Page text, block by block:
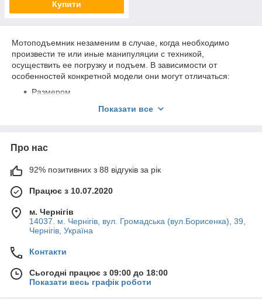
Купити
Мотоподъемник незаменим в случае, когда необходимо
произвести те или иные манипуляции с техникой,
осуществить ее погрузку и подъем. В зависимости от
особенностей конкретной модели они могут отличаться:
Размером
Показати все
Про нас
92% позитивних з 88 відгуків за рік
Працює з 10.07.2020
м. Чернігів
14037. м. Чернігів, вул. Громадська (вул.Борисенка), 39,
Чернігів, Україна
Контакти
Сьогодні працює з 09:00 до 18:00
Показати весь графік роботи